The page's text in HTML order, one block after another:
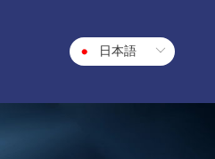
日本語